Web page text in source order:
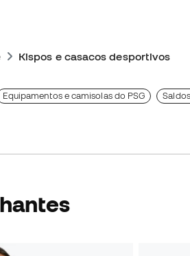
Kispos e casacos desportivos
Equipamentos e camisolas do PSG